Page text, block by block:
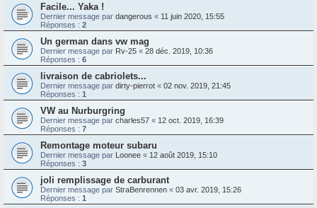
Facile... Yaka !
Dernier message par dangerous « 11 juin 2020, 15:55
Réponses : 2
Un german dans vw mag
Dernier message par Rv-25 « 28 déc. 2019, 10:36
Réponses : 6
livraison de cabriolets...
Dernier message par dirty-pierrot « 02 nov. 2019, 21:45
Réponses : 1
VW au Nurburgring
Dernier message par charles57 « 12 oct. 2019, 16:39
Réponses : 7
Remontage moteur subaru
Dernier message par Loonee « 12 août 2019, 15:10
Réponses : 3
joli remplissage de carburant
Dernier message par StraBenrennen « 03 avr. 2019, 15:26
Réponses : 1